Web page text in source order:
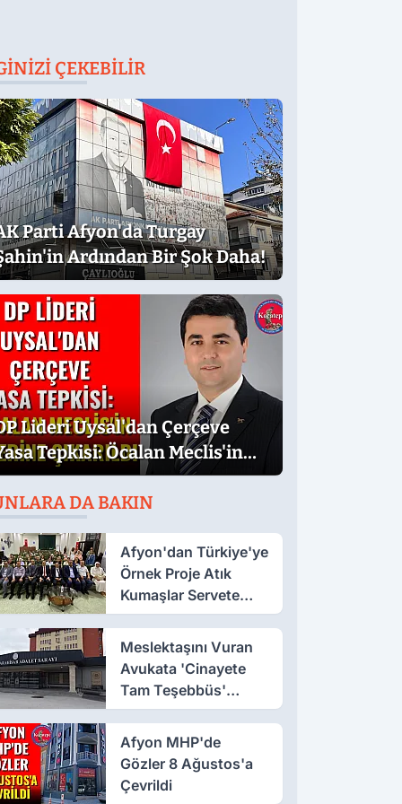
ÇEKEBILIR
Parti Afyon'da Turgay
Ardından Bir Şok Daha!
Lideri Uysal'dan Çerçeve
Tepkisi: Öcalan Meclis'in
Çıkarıldı
DA BAKIN
Afyon'dan Türkiye'ye
Örnek Proje Atık
Kumaşlar Servete
Dönüştü!
Meslektaşını Vuran
Avukata 'Cinayete
Tam Teşebbüs'
Suçlaması
Afyon MHP'de
Gözler 8 Ağustos'a
Çevrildi